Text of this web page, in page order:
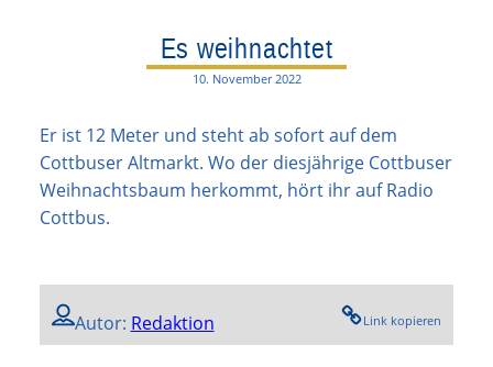
Es weihnachtet
10. November 2022
Er ist 12 Meter und steht ab sofort auf dem
Cottbuser Altmarkt. Wo der diesjährige Cottbuser
Weihnachtsbaum herkommt, hört ihr auf Radio
Cottbus.
Autor: Redaktion Link kopieren